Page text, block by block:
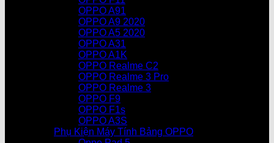
OPPO A91
OPPO A9 2020
OPPO A5 2020
OPPO A31
OPPO A1K
OPPO Realme C2
OPPO Realme 3 Pro
OPPO Realme 3
OPPO F9
OPPO F1s
OPPO A3S
Phụ Kiện Máy Tính Bảng OPPO